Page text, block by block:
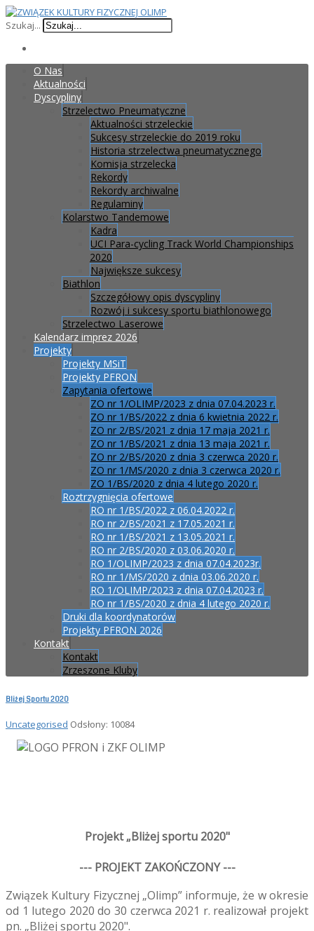
Szukaj...
O Nas
Aktualności
Dyscypliny
Strzelectwo Pneumatyczne
Aktualności strzeleckie
Sukcesy strzeleckie do 2019 roku
Historia strzelectwa pneumatycznego
Komisja strzelecka
Rekordy
Rekordy archiwalne
Regulaminy
Kolarstwo Tandemowe
Kadra
UCI Para-cycling Track World Championships
2020
Największe sukcesy
Biathlon
Szczegółowy opis dyscypliny
Rozwój i sukcesy sportu biathlonowego
Strzelectwo Laserowe
Kalendarz imprez 2026
Projekty
Projekty MSiT
Projekty PFRON
Zapytania ofertowe
ZO nr 1/OLIMP/2023 z dnia 07.04.2023 r.
ZO nr 1/BS/2022 z dnia 6 kwietnia 2022 r.
ZO nr 2/BS/2021 z dnia 17 maja 2021 r.
ZO nr 1/BS/2021 z dnia 13 maja 2021 r.
ZO nr 2/BS/2020 z dnia 3 czerwca 2020 r.
ZO nr 1/MS/2020 z dnia 3 czerwca 2020 r.
ZO 1/BS/2020 z dnia 4 lutego 2020 r.
Roztrzygnięcia ofertowe
RO nr 1/BS/2022 z 06.04.2022 r.
RO nr 2/BS/2021 z 17.05.2021 r.
RO nr 1/BS/2021 z 13.05.2021 r.
RO nr 2/BS/2020 z 03.06.2020 r.
RO 1/OLIMP/2023 z dnia 07.04.2023r.
RO nr 1/MS/2020 z dnia 03.06.2020 r.
RO 1/OLIMP/2023 z dnia 07.04.2023 r.
RO nr 1/BS/2020 z dnia 4 lutego 2020 r.
Druki dla koordynatorów
Projekty PFRON 2026
Kontakt
Kontakt
Zrzeszone Kluby
Bliżej Sportu 2020
Uncategorised Odsłony: 10084
Projekt „Bliżej sportu 2020"
--- PROJEKT ZAKOŃCZONY ---
Związek Kultury Fizycznej „Olimp” informuje, że w okresie
od 1 lutego 2020 do 30 czerwca 2021 r. realizował projekt
pn. „Bliżej sportu 2020".